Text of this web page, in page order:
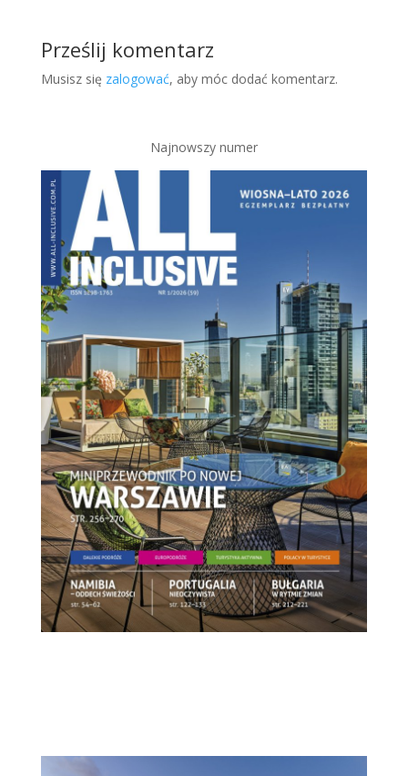
Prześlij komentarz
Musisz się zalogować, aby móc dodać komentarz.
Najnowszy numer